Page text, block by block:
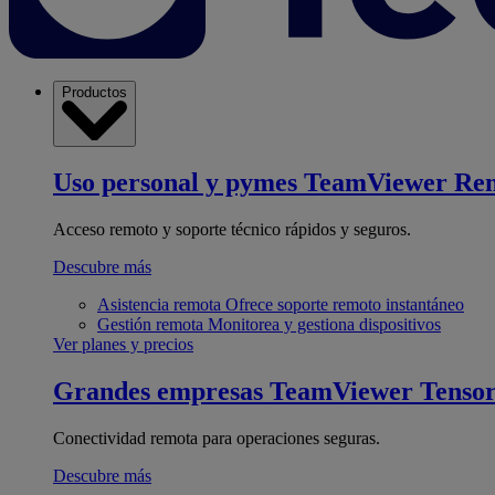
Productos
Uso personal y pymes TeamViewer
Acceso remoto y soporte técnico rápidos y seguros.
Descubre más
Asistencia remota Ofrece soporte remoto instantáneo
Gestión remota Monitorea y gestiona dispositivos
Ver planes y precios
Grandes empresas TeamViewer Tensor
Conectividad remota para operaciones seguras.
Descubre más